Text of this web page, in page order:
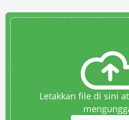
Letakkan file di sini